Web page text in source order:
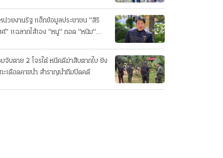
น่วยงานรัฐ แฮ็กข้อมูลประชาชน "สิริ
" แฉลากไส้เอง "หนู" กอด "หนิม"
จับตาย 2 โจรใต้ หนีคดีฆ่าสืบตากใบ ยิง
ะเดือดคาขนำ สำราญนำทีมปิดคดี